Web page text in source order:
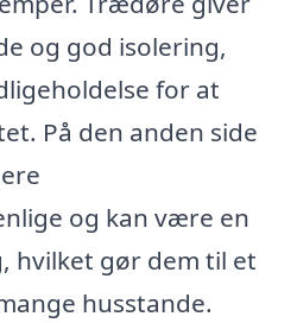
og god isolering,
for at
På den anden side
og kan være en
hvilket gør dem til et
husstande.